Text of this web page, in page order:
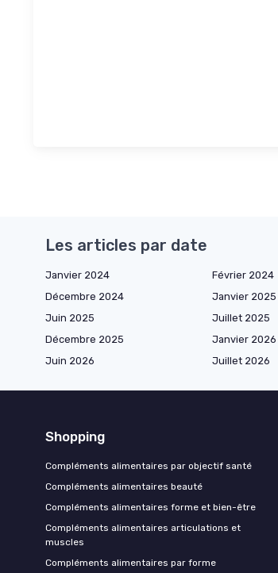
Les articles par date
Janvier 2024 Février 2024
Décembre 2024
Janvier 2025
Juin 2025
Juillet 2025
Décembre 2025
Janvier 2026
Juin 2026
Juillet 2026
Shopping
Compléments alimentaires par objectif santé
Compléments alimentaires beauté
Compléments alimentaires forme et bien-être
Compléments alimentaires articulations et
muscles
Compléments alimentaires par forme